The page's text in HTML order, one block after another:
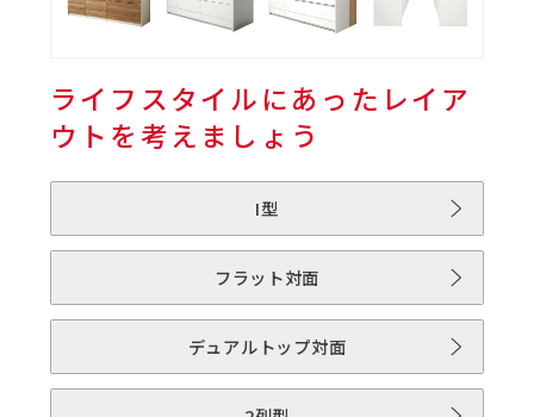
01 STEDIAとは
02 キッチンレイアウト
03 ワークトップ
04 シンク
フロアキャビネット
ライフスタイルにあったレイア
ウトを考えましょう
I型
フラット対面
デュアルトップ対面